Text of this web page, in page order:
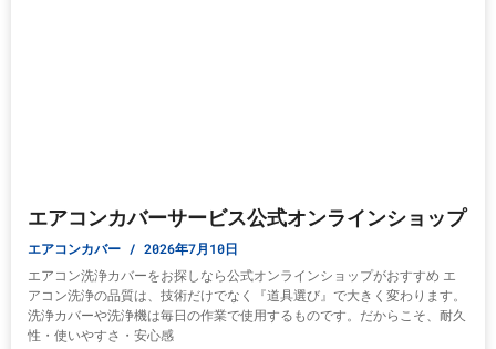
エアコンカバーサービス公式オンラインショップ
エアコンカバー 2026年7月10日
エアコン洗浄カバーをお探しなら公式オンラインショップがおすすめ エ
アコン洗浄の品質は、技術だけでなく『道具選び』で大きく変わります。
洗浄カバーや洗浄機は毎日の作業で使用するものです。だからこそ、耐久
性・使いやすさ・安心感